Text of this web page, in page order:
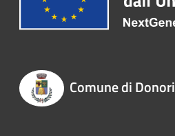
Comune di Donori